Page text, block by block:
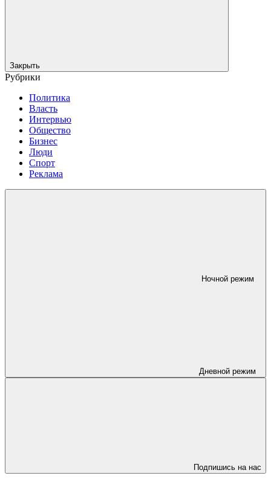
Закрыть
Рубрики
Политика
Власть
Интервью
Общество
Бизнес
Люди
Спорт
Реклама
Ночной режим
Дневной режим
Подпишись на нас